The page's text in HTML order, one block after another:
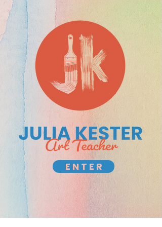
E N T E R